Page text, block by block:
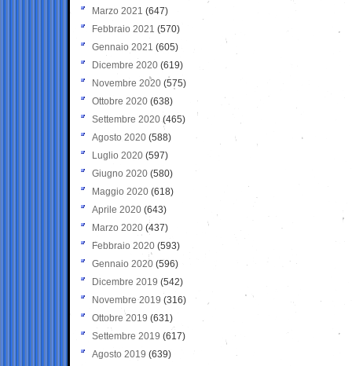
Marzo 2021 (647)
Febbraio 2021 (570)
Gennaio 2021 (605)
Dicembre 2020 (619)
Novembre 2020 (575)
Ottobre 2020 (638)
Settembre 2020(465)
Agosto 2020 (588)
Luglio 2020 (597)
Giugno 2020 (580)
Maggio 2020 (618)
Aprile 2020 (643)
Marzo 2020 (437)
Febbraio 2020 (593)
Gennaio 2020 (596)
Dicembre 2019 (542)
Novembre 2019 (316)
Ottobre 2019 (631)
Settembre 2019 (617)
Agosto 2019 (639)